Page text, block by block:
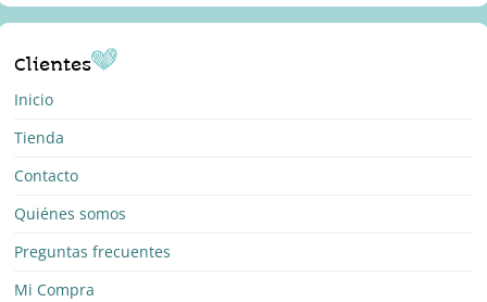
Clientes
Inicio
Tienda
Contacto
Quiénes somos
Preguntas frecuentes
Mi Compra